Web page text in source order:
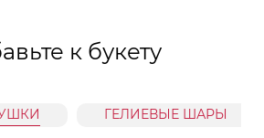
к букету
ГЕЛИЕВЫЕ ШАРЫ